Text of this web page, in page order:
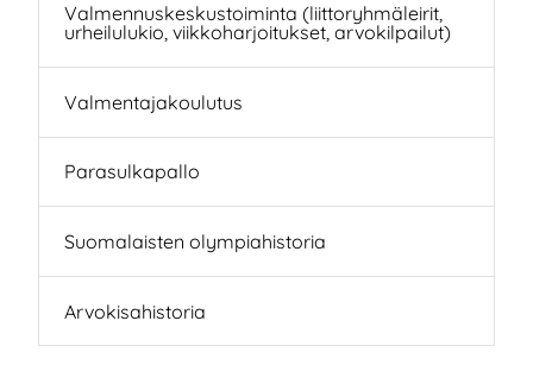
Valmennuskeskustoiminta (liittoryhmäleirit,
urheilulukio, viikkoharjoitukset, arvokilpailut)
Valmentajakoulutus
Parasulkapallo
Suomalaisten olympiahistoria
Arvokisahistoria